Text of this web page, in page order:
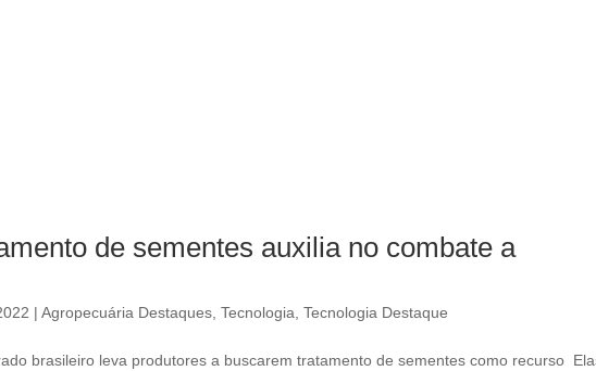
de sementes auxilia no combate a
|Agropecuária Destaques ,Tecnologia ,Tecnologia Destaque
brasileiro leva produtores a buscarem tratamento de sementes como recurso